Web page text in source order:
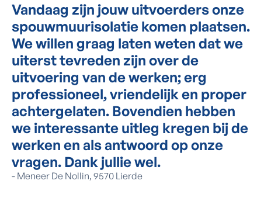
Vandaag zijn jouw uitvoerders onze
spouwmuurisolatie komen plaatsen.
We willen graag laten weten dat we
uiterst tevreden zijn over de
uitvoering van de werken; erg
professioneel, vriendelijk en proper
achtergelaten. Bovendien hebben
we interessante uitleg kregen bij de
werken en als antwoord op onze
vragen. Dank jullie wel.
- Meneer De Nollin, 9570 Lierde